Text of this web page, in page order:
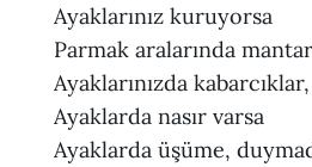
Ayaklarınız kuruyorsa
Parmak aralarında
Ayaklarınızda
Ayaklarda nasır varsa
Ayaklarda üşüme,